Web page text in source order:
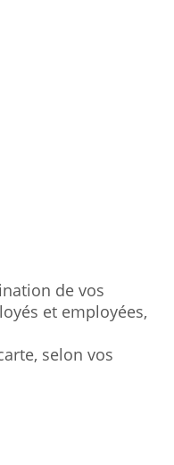
de vos
et employées,
selon vos